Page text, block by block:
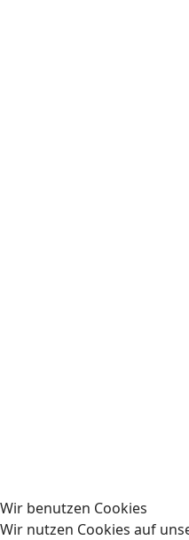
Wir benutzen Cookies
Wir nutzen Cookies auf